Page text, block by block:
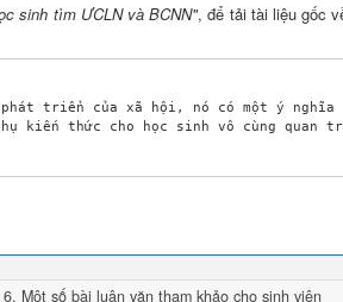
sinh tìm ƯCLN và BCNN", để tải tài liệu gốc
6, Một số bài luận văn tham khảo cho sinh viên